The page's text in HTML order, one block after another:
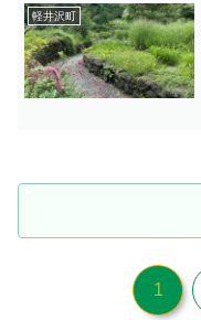
軽井沢町
1